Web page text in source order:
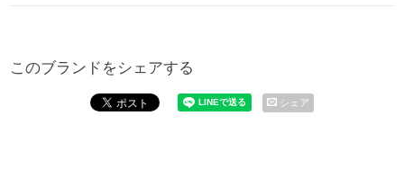
このブランドをシェアする
シェア